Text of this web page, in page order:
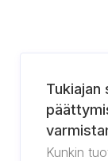
Tukiajan
Kunkin